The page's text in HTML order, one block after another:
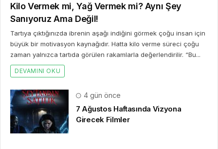
Kilo Vermek mi, Yağ Vermek mi? Aynı Şey
Sanıyoruz Ama Değil!
Tartıya çıktığınızda ibrenin aşağı indiğini görmek çoğu insan için
büyük bir motivasyon kaynağıdır. Hatta kilo verme süreci çoğu
zaman yalnızca tartıda görülen rakamlarla değerlendirilir. “Bu...
DEVAMINI OKU
4 gün önce
7 Ağustos Haftasında Vizyona
Girecek Filmler